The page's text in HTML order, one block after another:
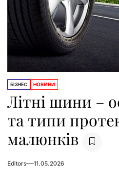
БІЗНЕС НОВИНИ
Літні шини –
та типи
малюнків
Editors 11.05.2026